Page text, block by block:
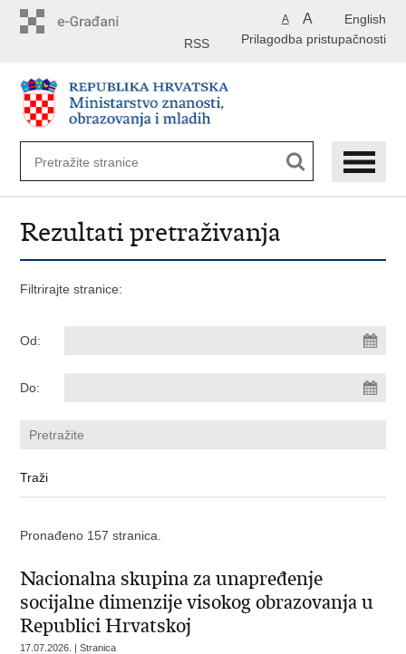
English
A A
Prilagodba pristupačnosti
RSS
Rezultati pretraživanja
Filtrirajte stranice:
Od:
Do:
Pronađeno 157 stranica.
Nacionalna skupina za unapređenje
socijalne dimenzije visokog obrazovanja u
Republici Hrvatskoj
17.07.2026. | Stranica